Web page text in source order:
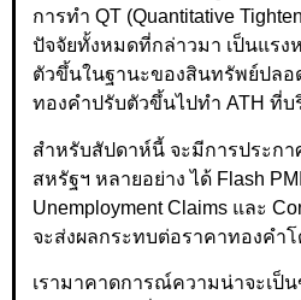
การทำ QT (Quantitative
ปัจจัยทั้งหมดที่กล่าวมา เป็นแร
ตัวขึ้นในฐานะของสินทรัพย์ปลอ
ทองคำปรับตัวขึ้นไปทำ ATH ที่บ
สำหรับสัปดาห์นี้ จะมีการประกา
สหรัฐฯ หลายอย่าง ได้ Flash
Unemployment Claims และ
จะส่งผลกระทบต่อราคาทองคำโ
เรามาคาดการณ์ความน่าจะเป็